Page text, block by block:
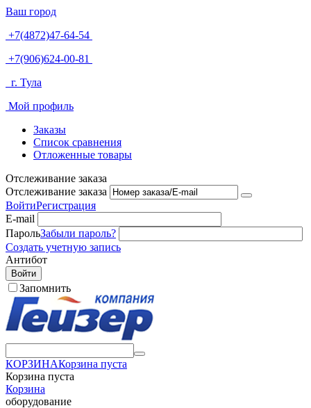
Ваш город
+7(4872)47-64-54
+7(906)624-00-81
г. Тула
Мой профиль
Заказы
Список сравнения
Отложенные товары
Отслеживание заказа
Отслеживание заказа
ВойтиРегистрация
E-mail
ПарольЗабыли пароль?
Создать учетную запись
Антибот
Войти
Запомнить
КОРЗИНАКорзина пуста
Корзина пуста
Корзина
оборудование